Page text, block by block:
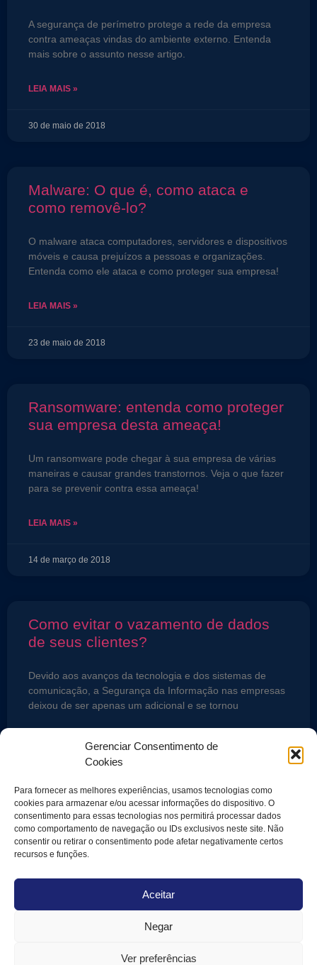
Gerenciar Consentimento de
Cookies
Para fornecer as melhores experiências, usamos tecnologias como
cookies para armazenar e/ou acessar informações do dispositivo. O
consentimento para essas tecnologias nos permitirá processar dados
como comportamento de navegação ou IDs exclusivos neste site. Não
consentir ou retirar o consentimento pode afetar negativamente certos
recursos e funções.
Aceitar
Negar
Ver preferências
A segurança de perímetro protege a rede da empresa
contra ameaças vindas do ambiente externo. Entenda
mais sobre o assunto nesse artigo.
LEIA MAIS »
30 de maio de 2018
Malware: O que é, como ataca e
como removê-lo?
O malware ataca computadores, servidores e dispositivos
móveis e causa prejuízos a pessoas e organizações.
Entenda como ele ataca e como proteger sua empresa!
LEIA MAIS »
23 de maio de 2018
Ransomware: entenda como proteger
sua empresa desta ameaça!
Um ransomware pode chegar à sua empresa de várias
maneiras e causar grandes transtornos. Veja o que fazer
para se prevenir contra essa ameaça!
LEIA MAIS »
14 de março de 2018
Como evitar o vazamento de dados
de seus clientes?
Devido aos avanços da tecnologia e dos sistemas de
comunicação, a Segurança da Informação nas empresas
deixou de ser apenas um adicional e se tornou
1 2
andar